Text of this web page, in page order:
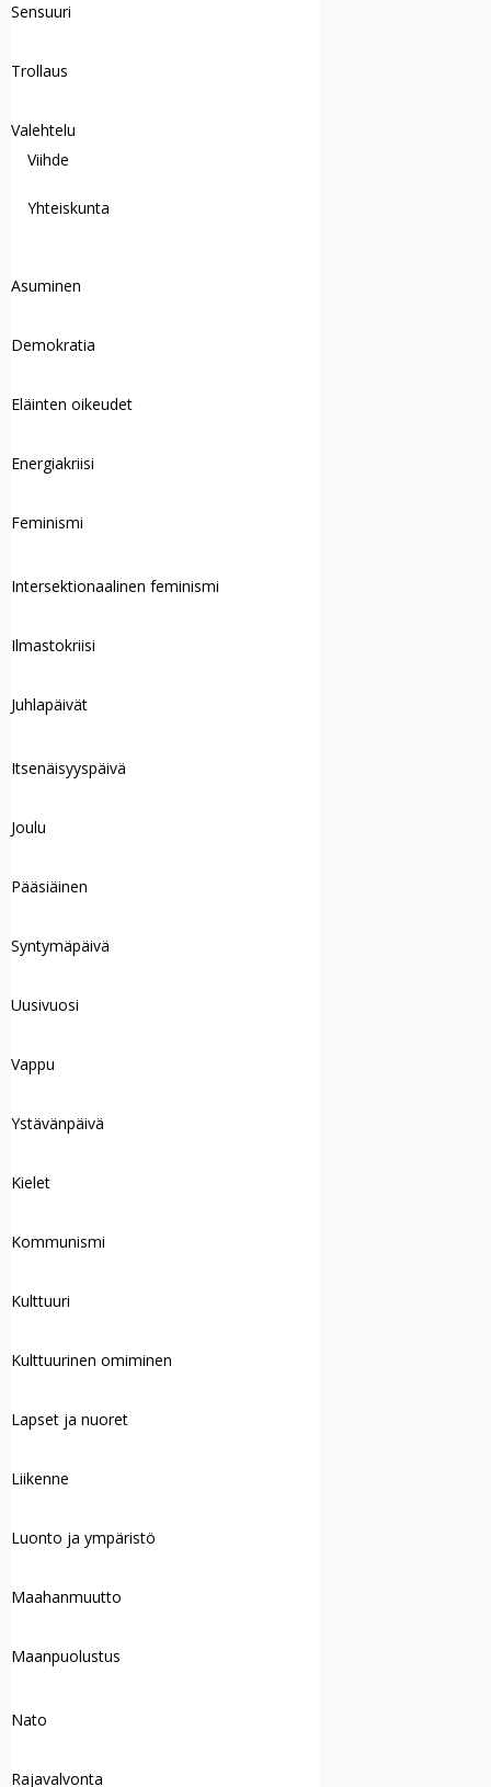
Sensuuri
Trollaus
Valehtelu
Viihde
Yhteiskunta
Asuminen
Demokratia
Eläinten oikeudet
Energiakriisi
Feminismi
Intersektionaalinen feminismi
Ilmastokriisi
Juhlapäivät
Itsenäisyyspäivä
Joulu
Pääsiäinen
Syntymäpäivä
Uusivuosi
Vappu
Ystävänpäivä
Kielet
Kommunismi
Kulttuuri
Kulttuurinen omiminen
Lapset ja nuoret
Liikenne
Luonto ja ympäristö
Maahanmuutto
Maanpuolustus
Nato
Rajavalvonta